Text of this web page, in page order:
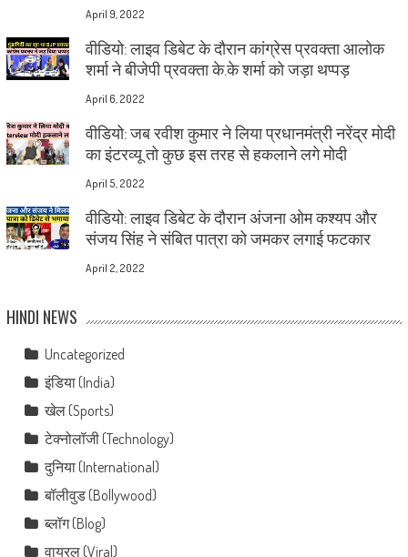
April 9, 2022
वीडियो: लाइव डिबेट के दौरान कांग्रेस प्रवक्ता आलोक
शर्मा ने बीजेपी प्रवक्ता के.के शर्मा को जड़ा थप्पड़
April 6, 2022
वीडियो: जब रवीश कुमार ने लिया प्रधानमंत्री नरेंद्र मोदी
का इंटरव्यू तो कुछ इस तरह से हकलाने लगे मोदी
April 5, 2022
वीडियो: लाइव डिबेट के दौरान अंजना ओम कश्यप और
संजय सिंह ने संबित पात्रा को जमकर लगाई फटकार
April 2, 2022
HINDI NEWS
Uncategorized
इंडिया (India)
खेल (Sports)
टेक्नोलॉजी (Technology)
दुनिया (International)
बॉलीवुड (Bollywood)
ब्लॉग (Blog)
वायरल (Viral)